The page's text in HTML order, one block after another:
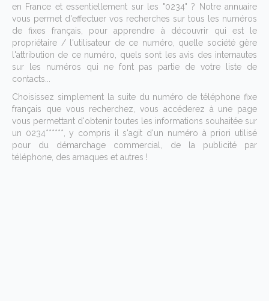
en France et essentiellement sur les "0234" ? Notre annuaire
vous permet d'effectuer vos recherches sur tous les numéros
de fixes français, pour apprendre à découvrir qui est le
propriétaire / l'utilisateur de ce numéro, quelle société gère
l'attribution de ce numéro, quels sont les avis des internautes
sur les numéros qui ne font pas partie de votre liste de
contacts...
Choisissez simplement la suite du numéro de téléphone fixe
français que vous recherchez, vous accéderez à une page
vous permettant d'obtenir toutes les informations souhaitée sur
un 0234******, y compris il s'agit d'un numéro à priori utilisé
pour du démarchage commercial, de la publicité par
téléphone, des arnaques et autres !